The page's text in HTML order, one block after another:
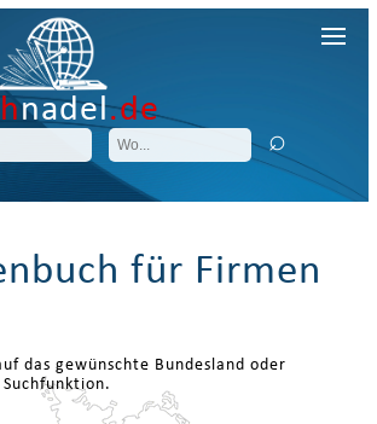
nadel.de
für Firmen
das gewünschte Bundesland oder